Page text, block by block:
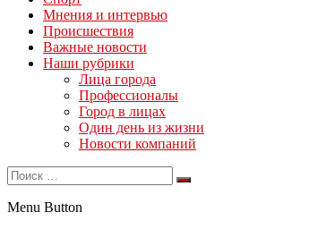
Мнения и интервью
Происшествия
Важные новости
Наши рубрики
Лица города
Профессионалы
Город в лицах
Один день из жизни
Новости компаний
Menu Button